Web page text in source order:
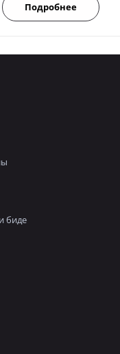
Подробнее
биде